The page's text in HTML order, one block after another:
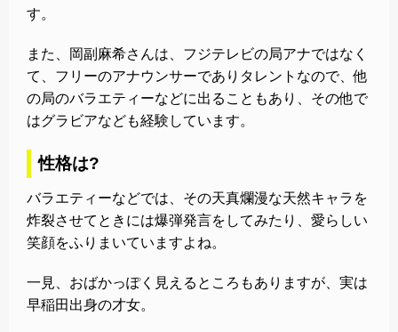
す。
また、岡副麻希さんは、フジテレビの局アナではなく
て、フリーのアナウンサーでありタレントなので、他
の局のバラエティーなどに出ることもあり、その他で
はグラビアなども経験しています。
性格は?
バラエティーなどでは、その天真爛漫な天然キャラを
炸裂させてときには爆弾発言をしてみたり、愛らしい
笑顔をふりまいていますよね。
一見、おばかっぽく見えるところもありますが、実は
早稲田出身の才女。